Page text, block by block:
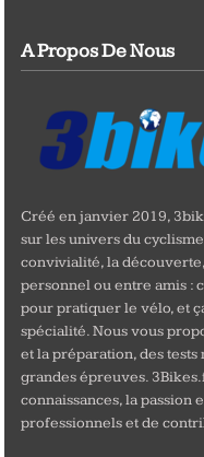
A Propos De Nous
Créé en janvier 2019,
sur les univers du
convivialité, la
personnel ou entre amis :
pour pratiquer le vélo, et
spécialité. Nous vous
et la préparation, des
grandes épreuves.
connaissances, la passion
professionnels et de